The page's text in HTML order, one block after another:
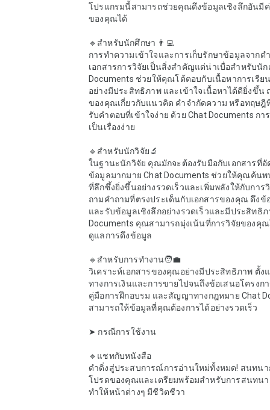
โปรแกรมนี้สามารถช่วยคุณดึงข้อมูลเชิงลึกอันมีค่
ของคุณได้
🔹สำหรับนักศึกษา 👨‍💻
การทำความเข้าใจและการเก็บรักษาข้อมูลจากต
เอกสารการวิจัยเป็นสิ่งสำคัญแต่น่าเบื่อสำหรับนัก
Documents ช่วยให้คุณโต้ตอบกับเนื้อหาการเรีย
อย่างมีประสิทธิภาพ และเข้าใจเนื้อหาได้ดียิ่งขึ้น
ของคุณเกี่ยวกับแนวคิด คำจำกัดความ หรือทฤษ
รับคำตอบที่เข้าใจง่าย ด้วย Chat Documents กา
เป็นเรื่องง่าย
🔹สำหรับนักวิจัย🔬
ในฐานะนักวิจัย คุณมักจะต้องรับมือกับเอกสารที่
ข้อมูลมากมาย Chat Documents ช่วยให้คุณค้น
ที่ลึกซึ้งยิ่งขึ้นอย่างรวดเร็วและเพิ่มพลังให้กับกา
ถามคำถามที่ตรงประเด็นกับเอกสารของคุณ ดึง
และรับข้อมูลเชิงลึกอย่างรวดเร็วและมีประสิทธิภ
Documents คุณสามารถมุ่งเน้นที่การวิจัยของคุ
ดูแลการดึงข้อมูล
🔹สำหรับการทำงาน🧑‍💼
วิเคราะห์เอกสารของคุณอย่างมีประสิทธิภาพ ตั้ง
ทางการเงินและการขายไปจนถึงข้อเสนอโครงก
คู่มือการฝึกอบรม และสัญญาทางกฎหมาย Chat
สามารถให้ข้อมูลที่คุณต้องการได้อย่างรวดเร็ว
➤ กรณีการใช้งาน
🔹แชทกับหนังสือ
ดำดิ่งสู่ประสบการณ์การอ่านใหม่ทั้งหมด! สนทน
โปรดของคุณและเตรียมพร้อมสำหรับการสนทน
ทำให้หน้าต่างๆ มีชีวิตชีวา